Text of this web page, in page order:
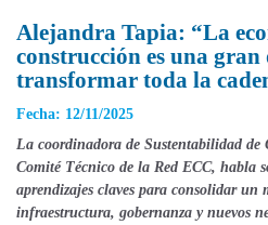
Alejandra Tapia: “La
construcción es una
transformar toda la
Fecha: 12/11/2025
La coordinadora de Sustentabilidad de
Comité Técnico de la Red ECC, habla
aprendizajes claves para consolidar un
infraestructura, gobernanza y nuevos